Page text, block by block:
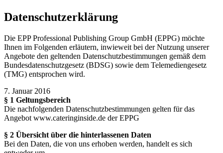
Datenschutzerklärung
Die EPP Professional Publishing Group GmbH (EPPG) möchte
Ihnen im Folgenden erläutern, inwieweit bei der Nutzung unserer
Angebote den geltenden Datenschutzbestimmungen gemäß dem
Bundesdatenschutzgesetz (BDSG) sowie dem Telemediengesetz
(TMG) entsprochen wird.
7. Januar 2016
§ 1 Geltungsbereich
Die nachfolgenden Datenschutzbestimmungen gelten für das
Angebot www.cateringinside.de der EPPG
§ 2 Übersicht über die hinterlassenen Daten
Bei den Daten, die von uns erhoben werden, handelt es sich